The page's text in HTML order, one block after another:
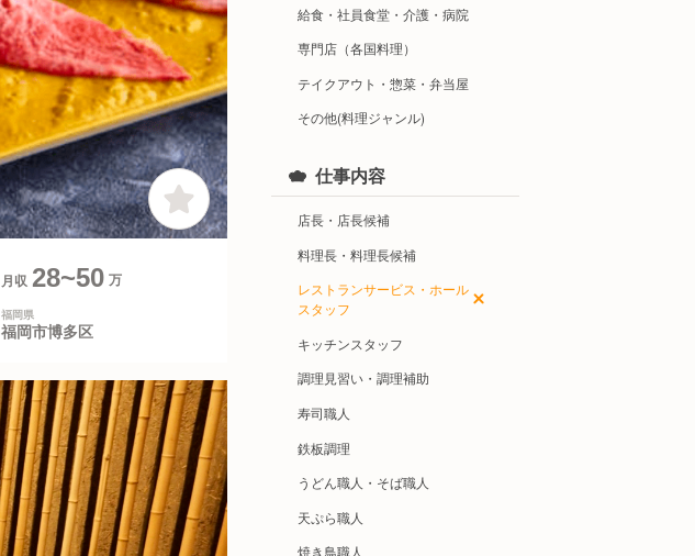
月収 28~50
福岡県
福岡市博多区
給食・社員食堂・介護・病院
専門店（各国料理）
テイクアウト・惣菜・弁当屋
その他(料理ジャンル)
仕事内容
店長・店長候補
料理長・料理長候補
レストランサービス・ホール
スタッフ
キッチンスタッフ
調理見習い・調理補助
寿司職人
鉄板調理
うどん職人・そば職人
天ぷら職人
焼き鳥職人